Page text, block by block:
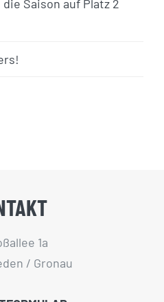
Saison auf Platz 2
1a
/ Gronau